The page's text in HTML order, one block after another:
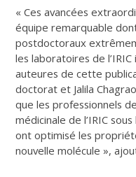
« Ces avancées
équipe remarquable
postdoctoraux
les laboratoires de
auteures de cette
doctorat et Jalila
que les professionnels
médicinale de l’IRIC
ont optimisé les
nouvelle molécule »,